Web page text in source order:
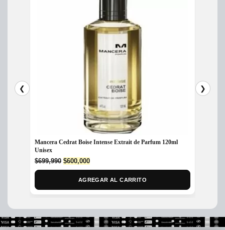
❮
Mancera Cedrat Boise Intense Extrait de Parfum 120ml
Unisex
$699,990 Original
price
$600,000Current
price
is:
AGREGAR AL CARRITO
❯